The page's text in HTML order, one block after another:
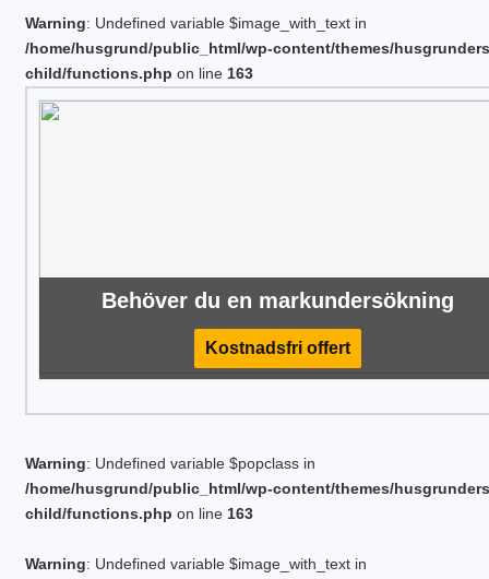
Warning: Undefined variable $image_with_text in
/home/husgrund/public_html/wp-content/themes/
child/functions.php on line 163
Behöver du en markundersökning
Kostnadsfri offert
Warning: Undefined variable $popclass in
/home/husgrund/public_html/wp-content/themes/
child/functions.php on line 163
Warning: Undefined variable $image_with_text in